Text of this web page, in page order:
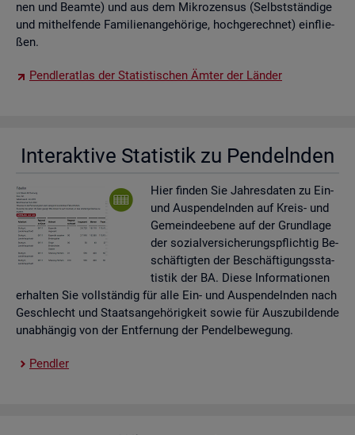
nen und Be­am­te) und aus dem Mi­kro­zen­sus (Selbst­stän­di­ge
und mit­hel­fen­de Fa­mi­li­en­an­ge­hö­ri­ge, hoch­ge­rech­net) ein­flie­
ßen.
Pend­ler­at­las der Sta­tis­ti­schen Ämter der Län­der
In­ter­ak­ti­ve Sta­tis­tik zu Pen­deln­den
Hier fin­den Sie Jah­res­da­ten zu Ein-
und Aus­pen­deln­den auf Kreis- und
Ge­mein­de­ebe­ne auf der Grund­la­ge
der so­zi­al­ver­si­che­rungs­pflich­tig Be­
schäf­tig­ten der Be­schäf­ti­gungs­sta­
tis­tik der BA. Diese In­for­ma­tio­nen
er­hal­ten Sie voll­stän­dig für alle Ein- und Aus­pen­deln­den nach
Ge­schlecht und Staats­an­ge­hö­rig­keit sowie für Aus­zu­bil­den­de
un­ab­hän­gig von der Ent­fer­nung der Pen­del­be­we­gung.
Pend­ler